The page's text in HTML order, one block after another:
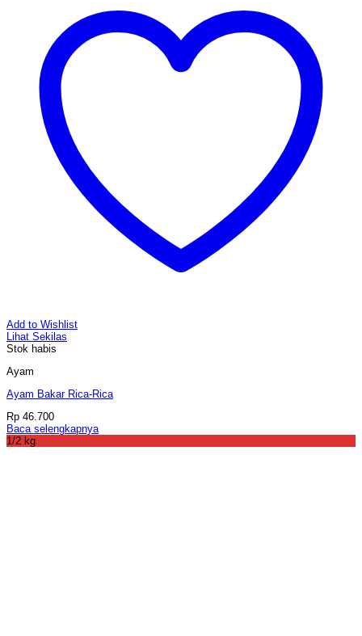
Add to Wishlist
Lihat Sekilas
Stok habis
Ayam
Ayam Bakar Rica-Rica
Rp 46.700
Baca selengkapnya
1/2 kg